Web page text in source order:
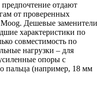
отдают
от проверенных
Дешевые заменители
характеристики по
совместимость по
нагрузки – для
опоры с
пальца (например, 18 мм